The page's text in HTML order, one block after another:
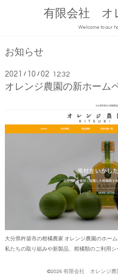
有限会社 オ
Welcome to our
お知らせ
2021 / 10 /02 12:32
オレンジ農園の新ホーム
大分県杵築市の柑橘農家 オレンジ農園のホー
私たちの取り組みや新製品、柑橘類のご利用シ
©2026 有限会社 オレンジ農